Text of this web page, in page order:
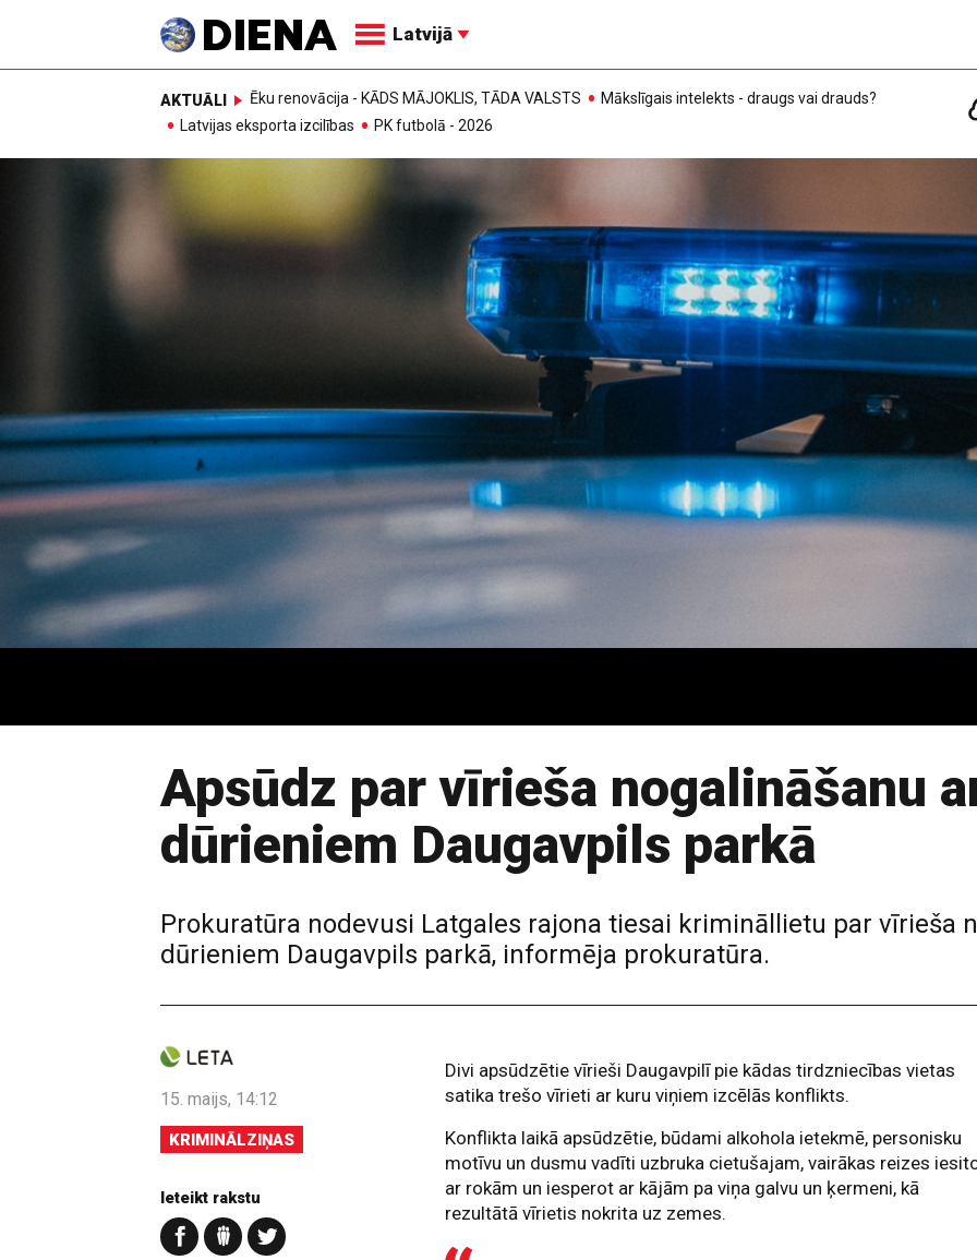
Latvijā
AKTUĀLI Ēku renovācija - KĀDS MĀJOKLIS, TĀDA VALSTS
Mākslīgais intelekts - draugs vai drauds?
Latvijas eksporta izcilības
PK futbolā - 2026
Apsūdz par vīrieša nogalināšanu
dūrieniem Daugavpils parkā
Prokuratūra nodevusi Latgales rajona tiesai krimināllietu par vīrieša
dūrieniem Daugavpils parkā, informēja prokuratūra.
15. maijs, 14:12
KRIMINĀLZIŅAS
Ieteikt rakstu
Divi apsūdzētie vīrieši Daugavpilī pie kādas tirdzniecības vietas
satika trešo vīrieti ar kuru viņiem izcēlās konflikts.
Konflikta laikā apsūdzētie, būdami alkohola ietekmē, personisku
motīvu un dusmu vadīti uzbruka cietušajam, vairākas reizes
ar rokām un iesperot ar kājām pa viņa galvu un ķermeni, kā
rezultātā vīrietis nokrita uz zemes.